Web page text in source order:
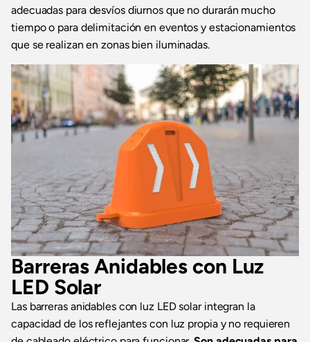
adecuadas para desvíos diurnos que no durarán mucho
tiempo o para delimitación en eventos y estacionamientos
que se realizan en zonas bien iluminadas.
Barreras Anidables con Luz
LED Solar
Las barreras anidables con luz LED solar integran la
capacidad de los reflejantes con luz propia y no requieren